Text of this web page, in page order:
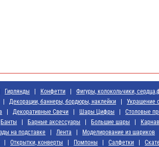
Гирлянды Конфетти
Фигуры, колокольчики,
Декорации, баннеры, бордюры, наклейки
Украшение
Декоративные Свечи Шары Цифры
Cтоловые
Банты Барные аксессуары Большие шары
на подставке Лента Моделирование из шариков
Открытки, конверты Помпоны Салфетки